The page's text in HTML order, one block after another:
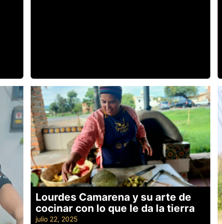
Lourdes Camarena y su arte de
cocinar con lo que le da la tierra
julio 22, 2025